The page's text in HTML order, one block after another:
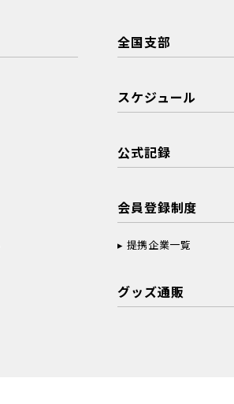
全国支部
スケジュール
公式記録
会員登録制度
提携企業一覧
グッズ通販